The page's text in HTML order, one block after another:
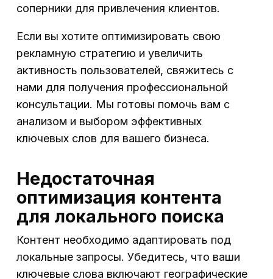
соперники для привлечения клиентов.
Если вы хотите оптимизировать свою
рекламную стратегию и увеличить
активность пользователей, свяжитесь с
нами для получения профессиональной
консультации. Мы готовы помочь вам с
анализом и выбором эффективных
ключевых слов для вашего бизнеса.
Недостаточная
оптимизация контента
для локального поиска
Контент необходимо адаптировать под
локальные запросы. Убедитесь, что ваши
ключевые слова включают географические